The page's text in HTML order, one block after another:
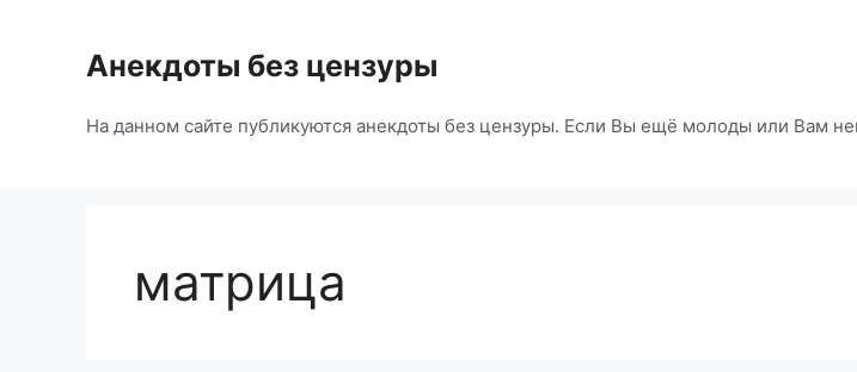
содержимомуАнекдоты без цензуры
На данном сайте публикуются анекдоты без цензуры. Если Вы ещё молоды или Вам
матрица